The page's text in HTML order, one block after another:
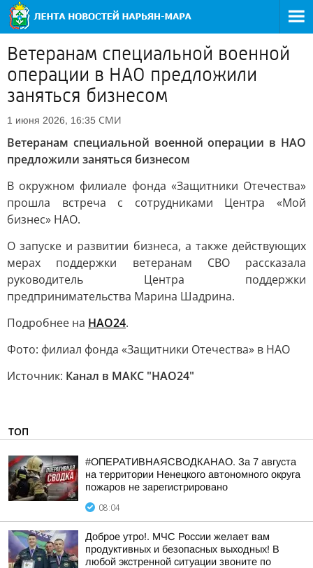
Ветеранам специальной военной
операции в НАО предложили
заняться бизнесом
1 июня 2026, 16:35 СМИ
Ветеранам специальной военной операции в НАО
предложили заняться бизнесом
В окружном филиале фонда «Защитники Отечества»
прошла встреча с сотрудниками Центра «Мой
бизнес» НАО.
О запуске и развитии бизнеса, а также действующих
мерах поддержки ветеранам СВО рассказала
руководитель Центра поддержки
предпринимательства Марина Шадрина.
Подробнее на НАО24.
Фото: филиал фонда «Защитники Отечества» в НАО
Источник: Канал в МАКС "НАО24"
ТОП
#ОПЕРАТИВНАЯСВОДКАНАО. За 7 августа
на территории Ненецкого автономного округа
пожаров не зарегистрировано
08:04
Доброе утро!. МЧС России желает вам
продуктивных и безопасных выходных! В
любой экстренной ситуации звоните по